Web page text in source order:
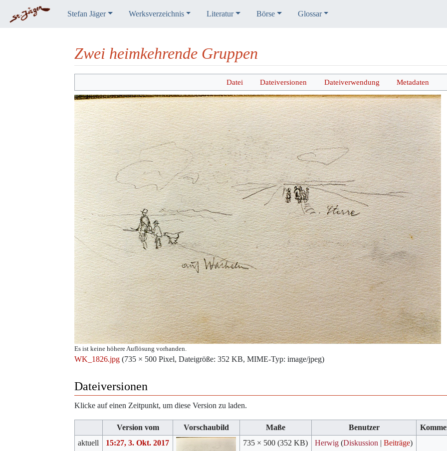
Stefan Jäger Werksverzeichnis Literatur Börse Glossar
Zwei heimkehrende Gruppen
Datei Dateiversionen Dateiverwendung Metadaten
Es ist keine höhere Auflösung vorhanden.
WK_1826.jpg (735 × 500 Pixel, Dateigröße: 352 KB, MIME-Typ: image/jpeg)
Dateiversionen
Klicke auf einen Zeitpunkt, um diese Version zu laden.
Version vom Vorschaubild Maße Benutzer
aktuell
15:27, 3. Okt. 2017 735 × 500(352 KB) Herwig (Diskussion |Beiträge)